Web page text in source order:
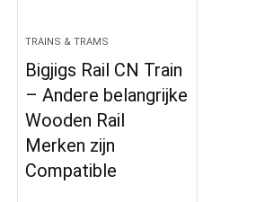
TRAINS & TRAMS
Bigjigs Rail CN Train
– Andere belangrijke
Wooden Rail
Merken zijn
Compatible